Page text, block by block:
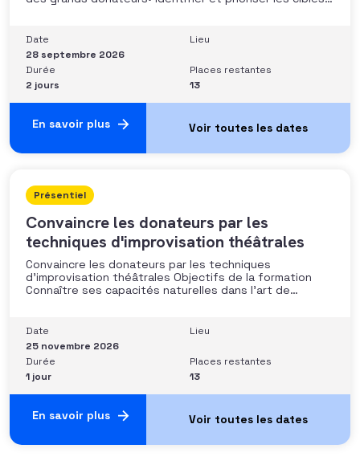
parties prenantes• Construire un argumentaire
personnalisé et piloter le parcours
Date
28 septembre 2026
Lieu
Durée
2 jours
Places restantes
13
En savoir plus
Présentiel
Convaincre les donateurs par les
techniques d'improvisation théâtrales
Convaincre les donateurs par les techniques
d’improvisation théâtrales Objectifs de la formation
Connaître ses capacités naturelles dans l’art de
conviction et sur quoi elle se fonde (mots, attitude, …),
quelle est sa situation de
Date
25 novembre 2026
Lieu
Durée
1 jour
Places restantes
13
En savoir plus